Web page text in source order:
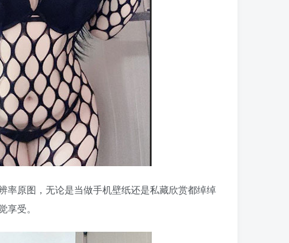
率原图，无论是当做手机壁纸还是私藏欣赏都绰绰
受。